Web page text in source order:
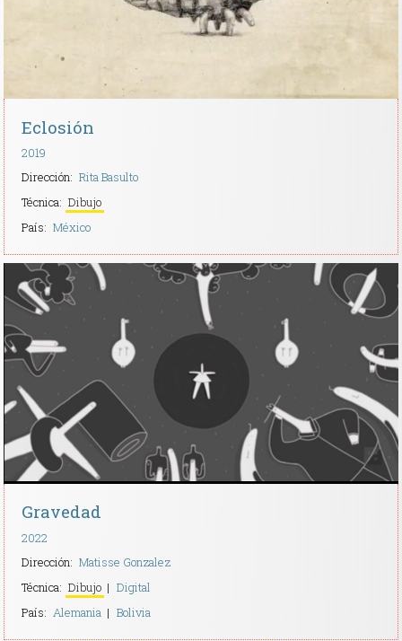
Eclosión
2019
Dirección: Rita Basulto
Técnica: Dibujo
País: México
Gravedad
2022
Dirección: Matisse Gonzalez
Técnica: Dibujo
Digital
País: Alemania Bolivia